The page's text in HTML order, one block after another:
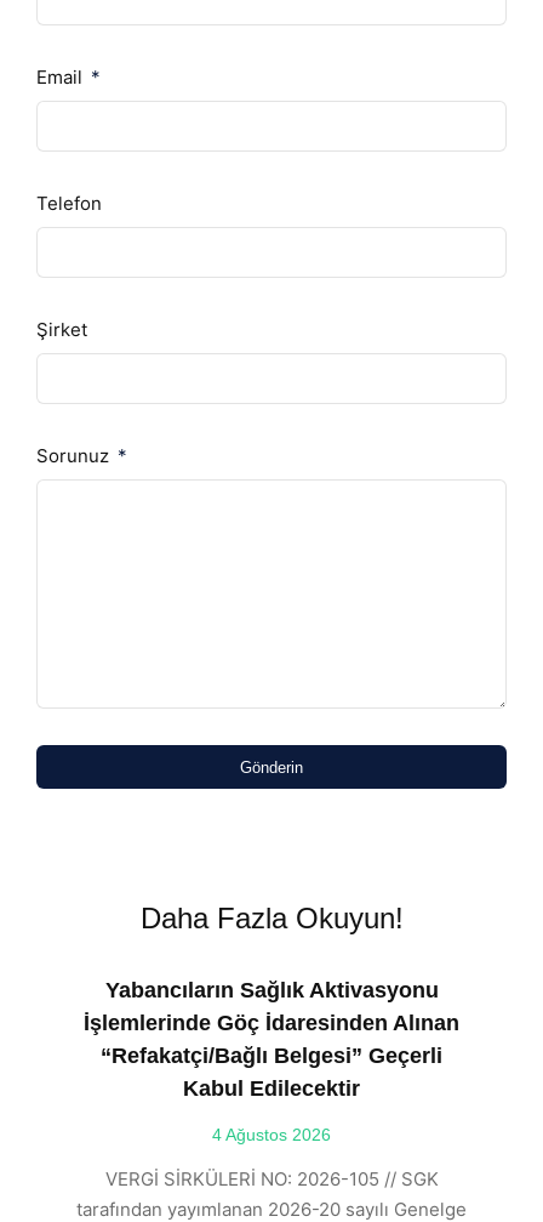
Email
Telefon
Şirket
Sorunuz
Gönderin
Daha Fazla Okuyun!
Yabancıların Sağlık Aktivasyonu
İşlemlerinde Göç İdaresinden Alınan
“Refakatçi/Bağlı Belgesi” Geçerli
Kabul Edilecektir
4 Ağustos 2026
VERGİ SİRKÜLERİ NO: 2026-105 // SGK
tarafından yayımlanan 2026-20 sayılı Genelge